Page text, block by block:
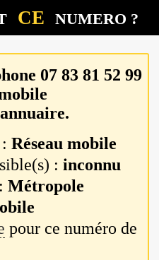
CE NUMERO ?
07 83 81 52 99
:Réseau mobile
:inconnu
:Métropole
pour ce numéro de